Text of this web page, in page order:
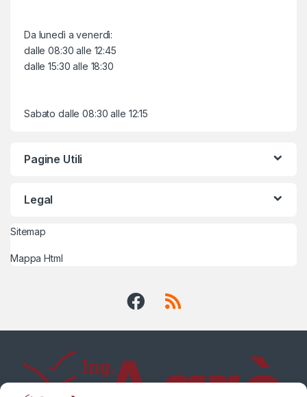
Da lunedì a venerdì:
dalle 08:30 alle 12:45
dalle 15:30 alle 18:30
Sabato dalle 08:30 alle 12:15
Pagine Utili
Legal
Sitemap
Mappa Html